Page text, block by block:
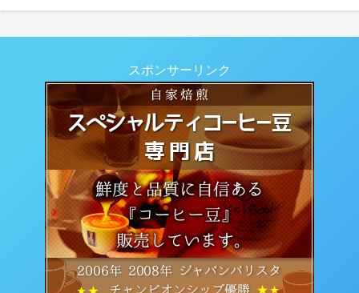
スポンサーリンク